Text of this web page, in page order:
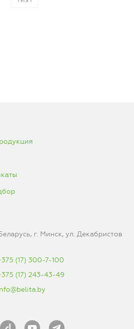
г. Минск, ул. Декабристов
(17) 300-7-100
(17) 243-43-49